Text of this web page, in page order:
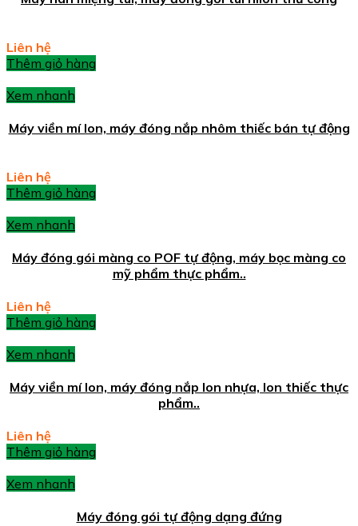
Liên hệ
Thêm giỏ hàng
Xem nhanh
Máy viền mí lon, máy đóng nắp nhôm thiếc bán tự động
Liên hệ
Thêm giỏ hàng
Xem nhanh
Máy đóng gói màng co POF tự động, máy bọc màng co
mỹ phẩm thực phẩm..
Liên hệ
Thêm giỏ hàng
Xem nhanh
Máy viền mí lon, máy đóng nắp lon nhựa, lon thiếc thực
phẩm..
Liên hệ
Thêm giỏ hàng
Xem nhanh
Máy đóng gói tự động dạng đứng